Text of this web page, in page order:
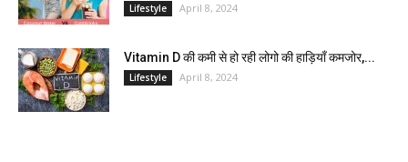
Lifestyle April 8, 2024
Vitamin D की कमी से हो रही लोगो की हाड़ियाँ कमजोर,...
Lifestyle April 8, 2024